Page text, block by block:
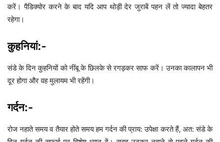
करें। पैडिक्योर करने के बाद यदि आप थोड़ी देर जुराबें पहन लें तो ज्यादा बेहतर
रहेगा।
कुहनियां:-
संडे के दिन कुहनियों को नींबू के छिलके से रगड़कर साफ करें। उनका कालापन भी
दूर होगा और वह मुलायम भी रहेंगी।
गर्दन:-
रोज नहाते समय व तैयार होते समय हम गर्दन की प्राय: उपेक्षा करते हैं, अत: संडे के